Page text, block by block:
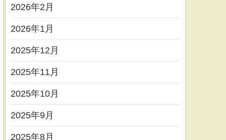
2026年2月
2026年1月
2025年12月
2025年11月
2025年10月
2025年9月
2025年8月